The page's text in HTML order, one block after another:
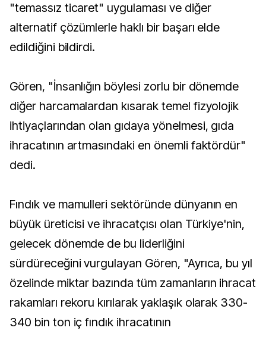
"temassız ticaret" uygulaması ve diğer
alternatif çözümlerle haklı bir başarı elde
edildiğini bildirdi.
Gören, "İnsanlığın böylesi zorlu bir dönemde
diğer harcamalardan kısarak temel fizyolojik
ihtiyaçlarından olan gıdaya yönelmesi, gıda
ihracatının artmasındaki en önemli faktördür"
dedi.
Fındık ve mamulleri sektöründe dünyanın en
büyük üreticisi ve ihracatçısı olan Türkiye'nin,
gelecek dönemde de bu liderliğini
sürdüreceğini vurgulayan Gören, "Ayrıca, bu yıl
özelinde miktar bazında tüm zamanların ihracat
rakamları rekoru kırılarak yaklaşık olarak 330-
340 bin ton iç fındık ihracatının